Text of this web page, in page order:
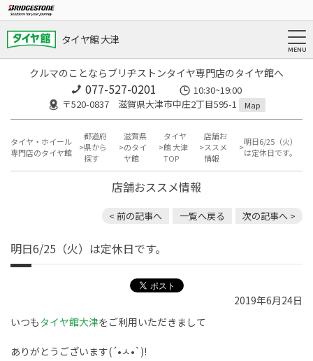
タイヤ館 大津
クルマのことならブリヂストンタイヤ専門店のタイヤ館へ
077-527-0201
10:30~19:00
〒520-0837 滋賀県大津市中庄2丁目595-1
Map
タイヤ・ホイール
専門店のタイヤ館
都道府
県から
探す
滋賀県
のタイ
ヤ館
タイヤ
館 大津
TOP
店舗お
ススメ
情報
明日6/25（火）
は定休日です。
店舗おススメ情報
< 前の記事へ 一覧へ戻る 次の記事へ >
明日6/25（火）は定休日です。
2019年6月24日
いつもタイヤ館大津をご利用いただきまして
ありがとうございます(´•ㅅ•`)!